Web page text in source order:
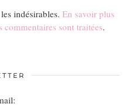
indésirables. En savoir plus
sont traitées.